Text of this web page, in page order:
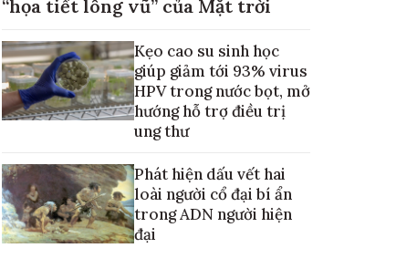
“họa tiết lông vũ” của Mặt trời
Kẹo cao su sinh học
giúp giảm tới 93% virus
HPV trong nước bọt, mở
hướng hỗ trợ điều trị
ung thư
Phát hiện dấu vết hai
loài người cổ đại bí ẩn
trong ADN người hiện
đại